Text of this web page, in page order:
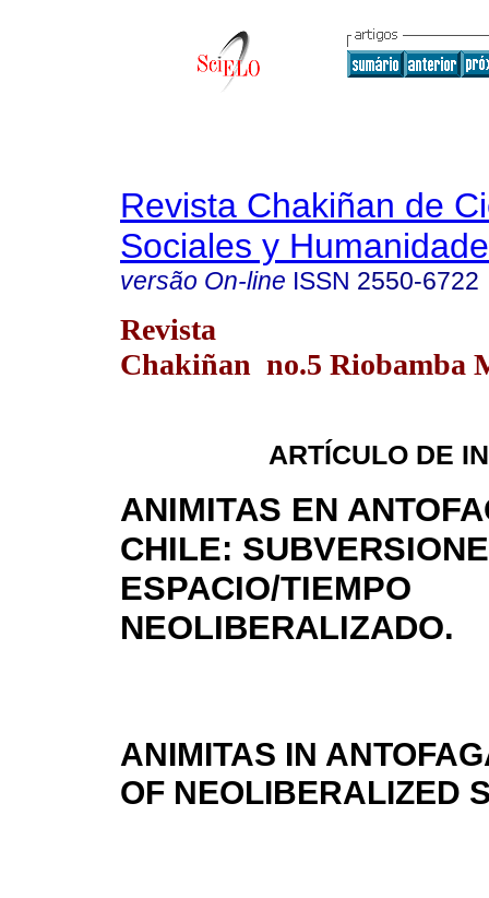
Revista Chakiñan de
Sociales y
versão On-line ISSN 2550-6722
Revista
Chakiñan no.5 Riobamba
ARTÍCULO DE
ANIMITAS EN
CHILE:
ESPACIO/TIEMPO
NEOLIBERALIZADO.
ANIMITAS IN
OF NEOLIBERALIZED